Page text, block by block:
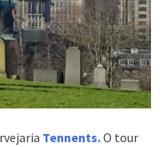
Tennents.O tour